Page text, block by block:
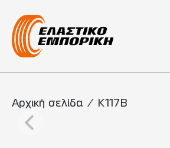
Κύρια
Αρχική σελίδα / K117B